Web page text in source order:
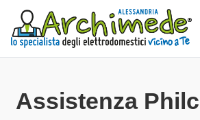
Assistenza